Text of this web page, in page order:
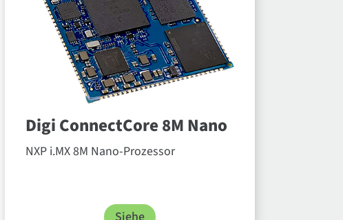
Digi ConnectCore 8M Nano
NXP i.MX 8M Nano-Prozessor